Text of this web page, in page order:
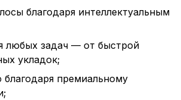
благодаря интеллектуальным
любых задач — от быстрой
укладок;
благодаря премиальному